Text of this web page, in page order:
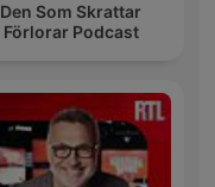
Den Som Skrattar
Förlorar Podcast